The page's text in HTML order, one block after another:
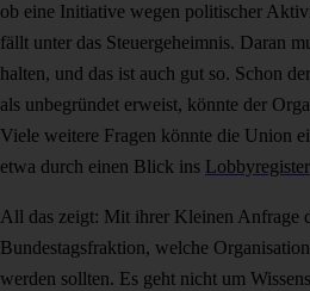
ob eine Initiative wegen politischer
fällt unter das Steuergeheimnis. Daran
halten, und das ist auch gut so. Schon
als unbegründet erweist, könnte der
Viele weitere Fragen könnte die Union
etwa durch einen Blick ins Lobbyregister
All das zeigt: Mit ihrer Kleinen Anfrage
Bundestagsfraktion, welche
werden sollten. Es geht nicht um